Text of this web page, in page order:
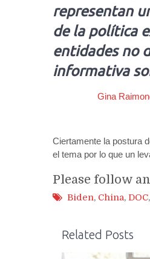
representan
de la política
entidades no
informativa
Gina
Ciertamente la postura
el tema por lo que un
Please follow
Biden, China, DOC,
Related Posts